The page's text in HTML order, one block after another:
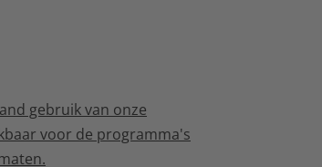
gebruik van onze
voor de programma's